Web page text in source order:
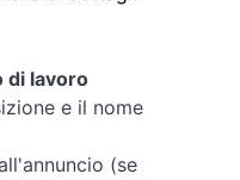
di lavoro
e il nome
(se